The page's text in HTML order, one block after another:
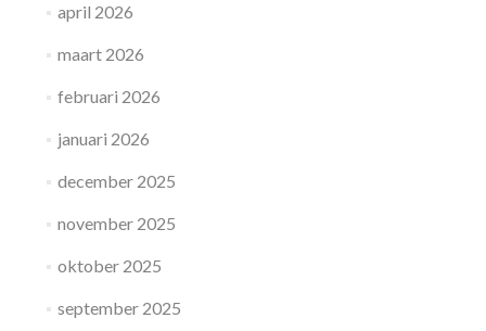
april 2026
maart 2026
februari 2026
januari 2026
december 2025
november 2025
oktober 2025
september 2025